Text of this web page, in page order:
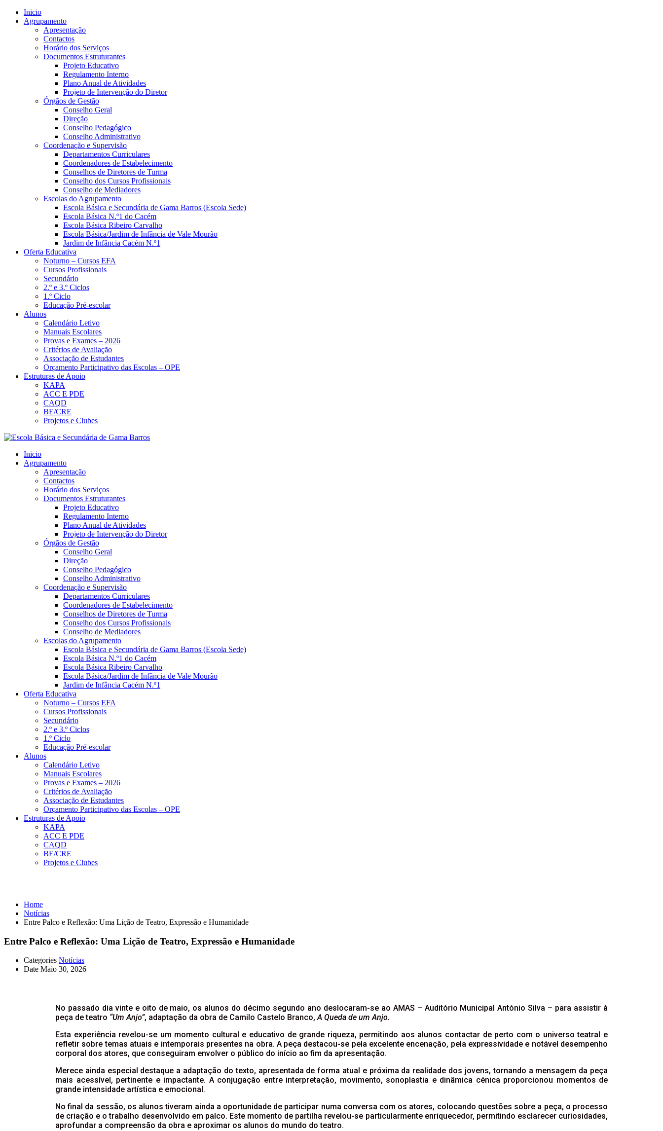
Inicio
Agrupamento
Apresentação
Contactos
Horário dos Serviços
Documentos Estruturantes
Projeto Educativo
Regulamento Interno
Plano Anual de Atividades
Projeto de Intervenção do Diretor
Órgãos de Gestão
Conselho Geral
Direção
Conselho Pedagógico
Conselho Administrativo
Coordenação e Supervisão
Departamentos Curriculares
Coordenadores de Estabelecimento
Conselhos de Diretores de Turma
Conselho dos Cursos Profissionais
Conselho de Mediadores
Escolas do Agrupamento
Escola Básica e Secundária de Gama Barros (Escola Sede)
Escola Básica N.º1 do Cacém
Escola Básica Ribeiro Carvalho
Escola Básica/Jardim de Infância de Vale Mourão
Jardim de Infância Cacém N.º1
Oferta Educativa
Noturno – Cursos EFA
Cursos Profissionais
Secundário
2.º e 3.º Ciclos
1.º Ciclo
Educação Pré-escolar
Alunos
Calendário Letivo
Manuais Escolares
Provas e Exames – 2026
Critérios de Avaliação
Associação de Estudantes
Orçamento Participativo das Escolas – OPE
Estruturas de Apoio
KAPA
ACC E PDE
CAQD
BE/CRE
Projetos e Clubes
Inicio
Agrupamento
Apresentação
Contactos
Horário dos Serviços
Documentos Estruturantes
Projeto Educativo
Regulamento Interno
Plano Anual de Atividades
Projeto de Intervenção do Diretor
Órgãos de Gestão
Conselho Geral
Direção
Conselho Pedagógico
Conselho Administrativo
Coordenação e Supervisão
Departamentos Curriculares
Coordenadores de Estabelecimento
Conselhos de Diretores de Turma
Conselho dos Cursos Profissionais
Conselho de Mediadores
Escolas do Agrupamento
Escola Básica e Secundária de Gama Barros (Escola Sede)
Escola Básica N.º1 do Cacém
Escola Básica Ribeiro Carvalho
Escola Básica/Jardim de Infância de Vale Mourão
Jardim de Infância Cacém N.º1
Oferta Educativa
Noturno – Cursos EFA
Cursos Profissionais
Secundário
2.º e 3.º Ciclos
1.º Ciclo
Educação Pré-escolar
Alunos
Calendário Letivo
Manuais Escolares
Provas e Exames – 2026
Critérios de Avaliação
Associação de Estudantes
Orçamento Participativo das Escolas – OPE
Estruturas de Apoio
KAPA
ACC E PDE
CAQD
BE/CRE
Projetos e Clubes
Home
Notícias
Entre Palco e Reflexão: Uma Lição de Teatro, Expressão e Humanidade
Entre Palco e Reflexão: Uma Lição de Teatro, Expressão e Humanidade
Categories Notícias
Date Maio 30, 2026
No passado dia vinte e oito de maio, os alunos do décimo segundo ano deslocaram-se ao AMAS – Auditório Municipal António Silva – para assistir à
peça de teatro “Um Anjo”, adaptação da obra de Camilo Castelo Branco,A Queda de um Anjo.
Esta experiência revelou-se um momento cultural e educativo de grande riqueza, permitindo aos alunos contactar de perto com o universo teatral e
refletir sobre temas atuais e intemporais presentes na obra. A peça destacou-se pela excelente encenação, pela expressividade e notável desempenho
corporal dos atores, que conseguiram envolver o público do início ao fim da apresentação.
Merece ainda especial destaque a adaptação do texto, apresentada de forma atual e próxima da realidade dos jovens, tornando a mensagem da peça
mais acessível, pertinente e impactante. A conjugação entre interpretação, movimento, sonoplastia e dinâmica cénica proporcionou momentos de
grande intensidade artística e emocional.
No final da sessão, os alunos tiveram ainda a oportunidade de participar numa conversa com os atores, colocando questões sobre a peça, o processo
de criação e o trabalho desenvolvido em palco. Este momento de partilha revelou-se particularmente enriquecedor, permitindo esclarecer curiosidades,
aprofundar a compreensão da obra e aproximar os alunos do mundo do teatro.